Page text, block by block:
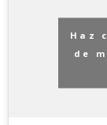
Haz
de